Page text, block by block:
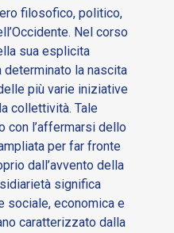
filosofico, politico,
Nel corso
sua esplicita
la nascita
più varie iniziative
collettività. Tale
con l’affermarsi dello
per far fronte
dall’avvento della
significa
sociale, economica e
caratterizzato dalla